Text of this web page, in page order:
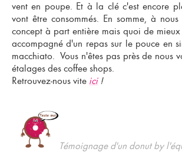
vent en poupe. Et à la clé c'est encore
vont être consommés. En somme, à
concept à part entière mais quoi de
accompagné d'un repas sur le pouce en
macchiato. Vous n'êtes pas près de nous
étalages des coffee shops.
Retrouvez-nous vite ici!
Témoignage d'un donut by